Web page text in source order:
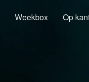
Weekbox Op